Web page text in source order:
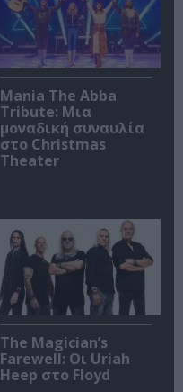
Mania The Abba
Tribute: Μια
μοναδική συναυλία
στο Christmas
Theater
The Magician’s
Farewell: Οι Uriah
Heep στο Floyd